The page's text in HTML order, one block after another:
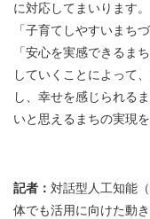
に対応してまいります。
「子育てしやすいまち
「安心を実感できるま
していくことによって
し、幸せを感じられる
いと思えるまちの実現
記者： 対話型人工知能
体でも活用に向けた動